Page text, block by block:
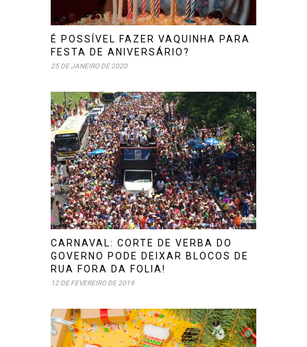
É POSSÍVEL FAZER VAQUINHA PARA
FESTA DE ANIVERSÁRIO?
25 DE JANEIRO DE 2020
CARNAVAL: CORTE DE VERBA DO
GOVERNO PODE DEIXAR BLOCOS DE
RUA FORA DA FOLIA!
12 DE FEVEREIRO DE 2019